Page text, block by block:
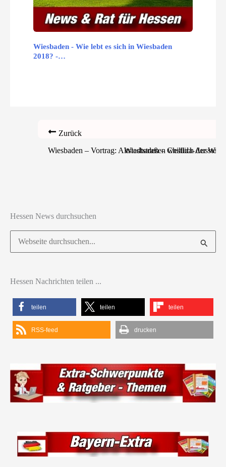
Wiesbaden - Wie lebt es sich in Wiesbaden
2018? -…
Zurück
Wiesbaden – Vortrag: Altstadtstraßen westlich der
Wiesbaden – Chillida-
Hessen News durchsuchen
Suchen
nach:
Hessen Nachrichten teilen ...
teilen teilen teilen
RSS-feed drucken